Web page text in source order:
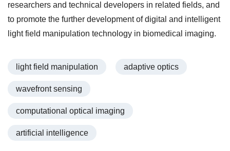
researchers and technical developers in related fields, and
to promote the further development of digital and intelligent
light field manipulation technology in biomedical imaging.
light field manipulation adaptive optics
wavefront sensing
computational optical imaging
artificial intelligence